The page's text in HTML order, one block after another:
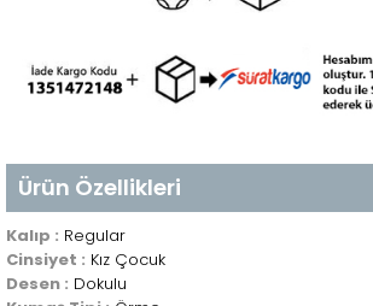
Ürün Özellikleri
Kalıp : Regular
Cinsiyet : Kız Çocuk
Desen : Dokulu